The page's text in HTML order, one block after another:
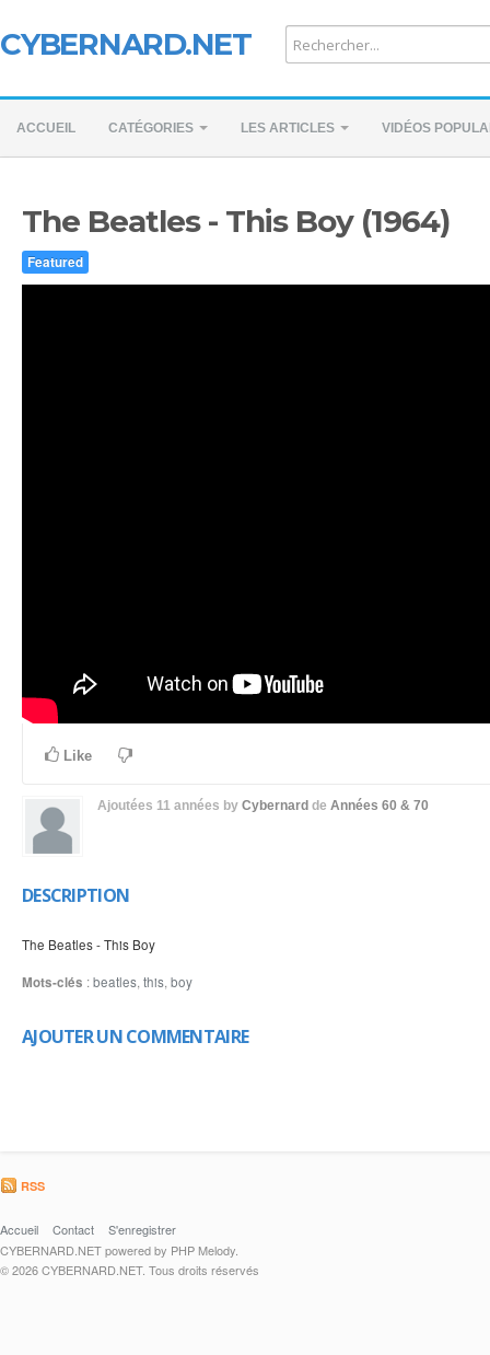
CYBERNARD.NET
ACCUEIL CATÉGORIES LES ARTICLES VIDÉOS
The Beatles - This Boy (1964)
Featured
Like
Ajoutées 11 années by Cybernard de Années 60 & 70
DESCRIPTION
The Beatles - This Boy
Mots-clés :beatles, this, boy
AJOUTER UN COMMENTAIRE
RSS
Accueil Contact
S'enregistrer
CYBERNARD.NET powered by PHP Melody.
© 2026 CYBERNARD.NET. Tous droits réservés